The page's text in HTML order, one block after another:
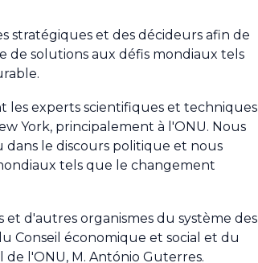
stratégiques et des décideurs afin de
solutions aux défis mondiaux tels
les experts scientifiques et techniques
York, principalement à l'ONU. Nous
dans le discours politique et nous
tels que le changement
et d'autres organismes du système des
Conseil économique et social et du
l'ONU, M. António Guterres.